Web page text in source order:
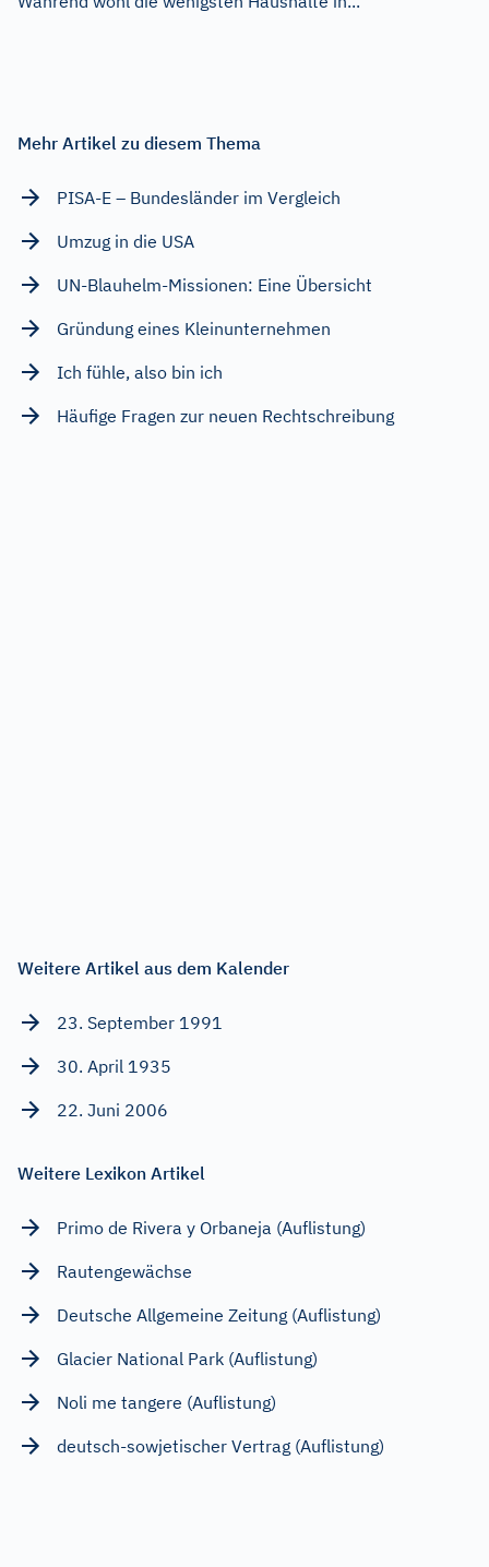
Mehr Artikel zu diesem Thema
PISA-E – Bundesländer im Vergleich
Umzug in die USA
UN-Blauhelm-Missionen: Eine Übersicht
Gründung eines Kleinunternehmen
Ich fühle, also bin ich
Häufige Fragen zur neuen Rechtschreibung
Weitere Artikel aus dem Kalender
23. September 1991
30. April 1935
22. Juni 2006
Weitere Lexikon Artikel
Primo de Rivera y Orbaneja (Auflistung)
Rautengewächse
Deutsche Allgemeine Zeitung (Auflistung)
Glacier National Park (Auflistung)
Noli me tangere (Auflistung)
deutsch-sowjetischer Vertrag (Auflistung)